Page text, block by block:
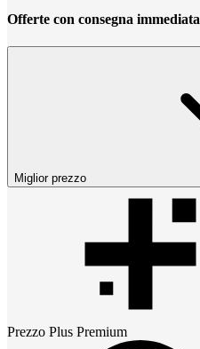
Offerte con consegna immediata
Miglior prezzo
Prezzo Plus Premium